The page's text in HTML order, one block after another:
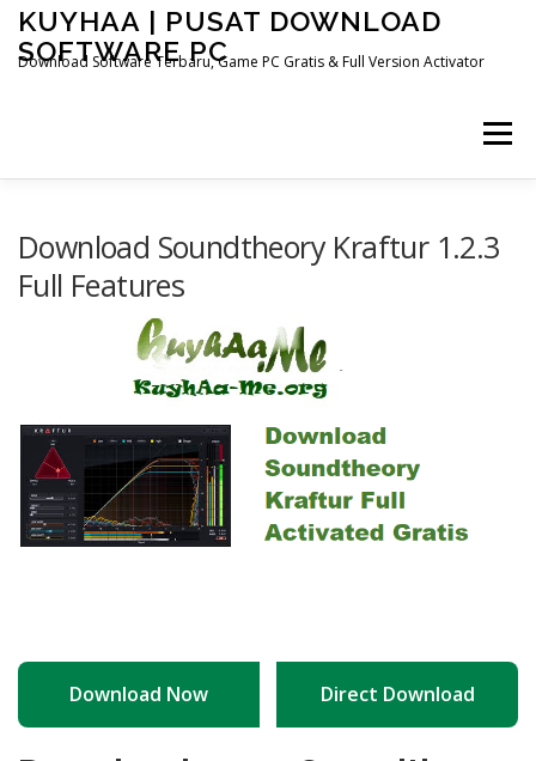
Skip
content
KUYHAA | PUSAT DOWNLOAD
SOFTWARE PC
Download Software Terbaru, Game PC Gratis & Full Version Activator
Menu
OTHER PAGES
Download Soundtheory Kraftur 1.2.3
Full Features
Download Now Direct Download